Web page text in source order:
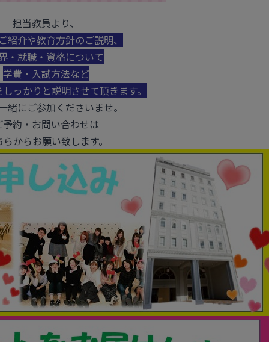
担当教員より、
紹介や教育方針のご説明、
・就職・資格について
学費・入試方法など
っかりと説明させて頂きます。
緒にご参加くださいませ。
予約・お問い合わせは
からお願い致します。